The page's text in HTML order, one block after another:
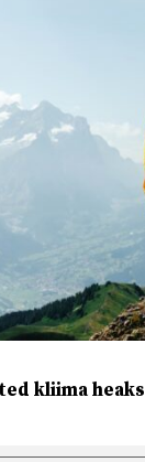
kliima heaks